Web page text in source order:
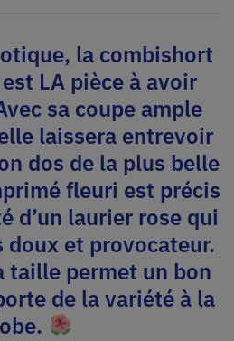
la combishort
LA pièce à avoir
sa coupe ample
laissera entrevoir
dos de la plus belle
fleuri est précis
d’un laurier rose qui
doux et provocateur.
taille permet un bon
de la variété à la